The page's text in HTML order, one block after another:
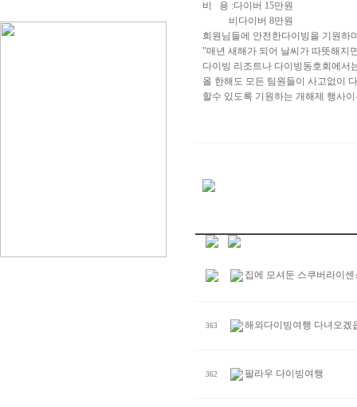
비 용 :다이버 15만원
비다이버 8만원
회원님들에 안전한다이빙을 기원하
"매년 새해가 되어 날씨가 따뜻해지
다이빙 리조트나 다이빙동호회에서
올 한해도 모든 팀원들이 사고없이
할수 있도록 기원하는 개해제 행사
집에 모셔둔 스쿠버라이
363 해외다이빙여행 다녀오겠
362 팔라우 다이빙여행